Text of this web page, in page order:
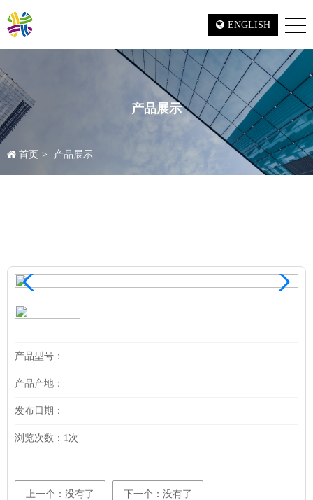
ENGLISH
产品展示
首页 产品展示
产品型号：
产品产地：
发布日期：
浏览次数： 1次
上一个：没有了 下一个：没有了